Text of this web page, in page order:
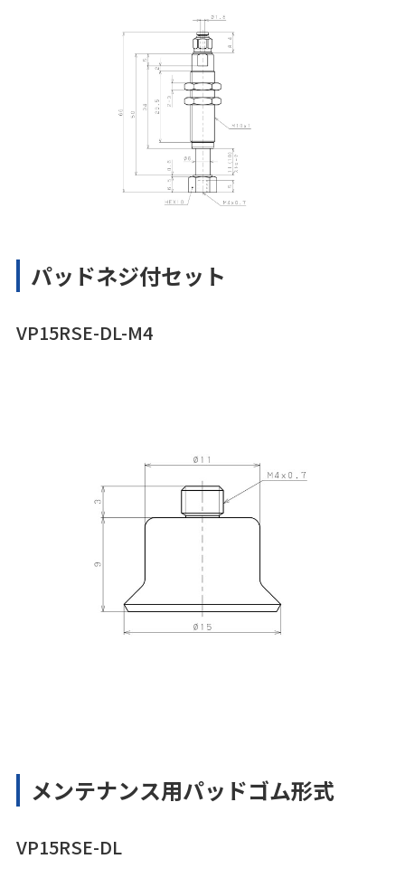
パッドネジ付セット
VP15RSE-DL-M4
メンテナンス用パッドゴム形式
VP15RSE-DL